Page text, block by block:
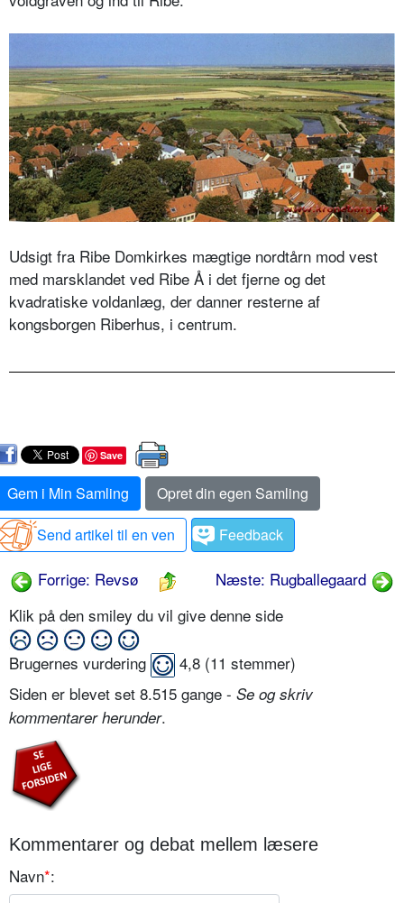
Udsigt fra Ribe Domkirkes mægtige nordtårn mod vest
med marsklandet ved Ribe Å i det fjerne og det
kvadratiske voldanlæg, der danner resterne af
kongsborgen Riberhus, i centrum.
Save
Gem i Min Samling
Opret din egen Samling
Send artikel til en ven
Feedback
Forrige: Revsø
Næste: Rugballegaard
Klik på den smiley du vil give denne side
Brugernes vurdering 4,8 (11 stemmer)
Siden er blevet set 8.515 gange - Se og skriv
kommentarer herunder.
Kommentarer og debat mellem læsere
Navn*: